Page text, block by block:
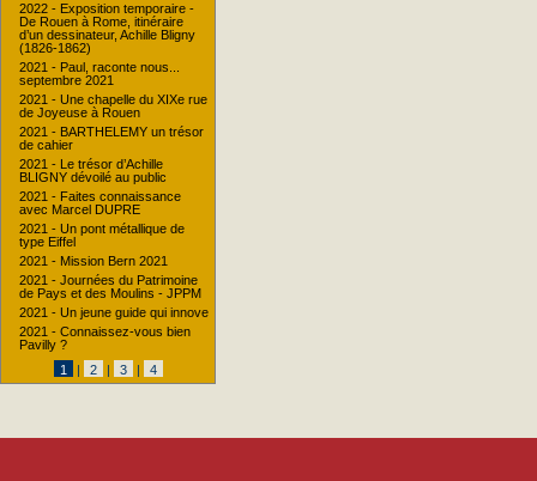
2022 - Exposition temporaire -
De Rouen à Rome, itinéraire
d’un dessinateur, Achille Bligny
(1826-1862)
2021 - Paul, raconte nous...
septembre 2021
2021 - Une chapelle du XIXe rue
de Joyeuse à Rouen
2021 - BARTHELEMY un trésor
de cahier
2021 - Le trésor d’Achille
BLIGNY dévoilé au public
2021 - Faites connaissance
avec Marcel DUPRE
2021 - Un pont métallique de
type Eiffel
2021 - Mission Bern 2021
2021 - Journées du Patrimoine
de Pays et des Moulins - JPPM
2021 - Un jeune guide qui innove
2021 - Connaissez-vous bien
Pavilly ?
1
| 2 | 3 | 4